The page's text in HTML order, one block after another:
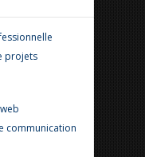
projets
communication